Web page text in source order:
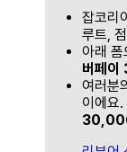
잡코리
루트,
아래 폼
버페이
여러분
이에요.